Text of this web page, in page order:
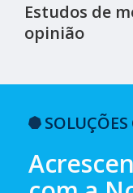
Estudos de
opinião